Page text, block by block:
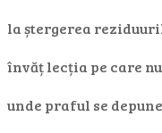
la ștergerea
învăț lecția pe care
unde praful se